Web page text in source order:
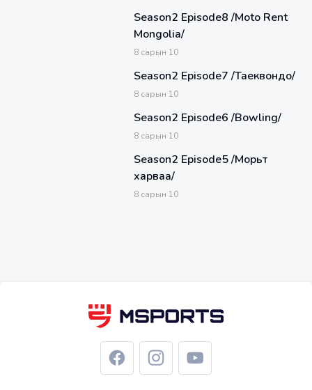
Season2 Episode8 /Moto Rent
Mongolia/
8 сарын 10
Season2 Episode7 /Таеквондо/
8 сарын 10
Season2 Episode6 /Bowling/
8 сарын 10
Season2 Episode5 /Морьт
харваа/
8 сарын 10